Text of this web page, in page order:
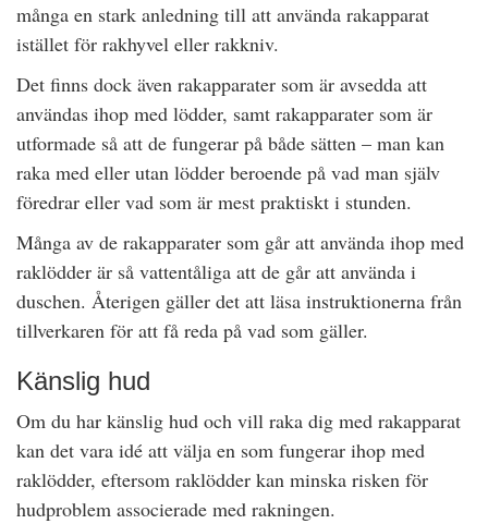
många en stark anledning till att använda rakapparat
istället för rakhyvel eller rakkniv.
Det finns dock även rakapparater som är avsedda att
användas ihop med lödder, samt rakapparater som är
utformade så att de fungerar på både sätten – man kan
raka med eller utan lödder beroende på vad man själv
föredrar eller vad som är mest praktiskt i stunden.
Många av de rakapparater som går att använda ihop med
raklödder är så vattentåliga att de går att använda i
duschen. Återigen gäller det att läsa instruktionerna från
tillverkaren för att få reda på vad som gäller.
Känslig hud
Om du har känslig hud och vill raka dig med rakapparat
kan det vara idé att välja en som fungerar ihop med
raklödder, eftersom raklödder kan minska risken för
hudproblem associerade med rakningen.